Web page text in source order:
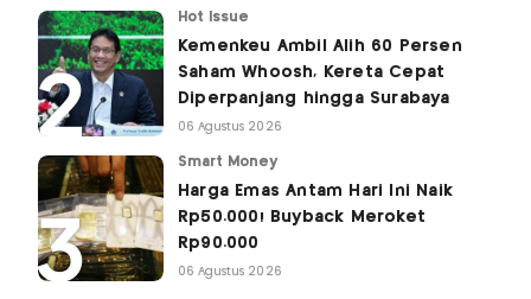
Hot Issue
Kemenkeu Ambil Alih 60 Persen
Saham Whoosh, Kereta Cepat
Diperpanjang hingga Surabaya
06 Agustus 2026
Smart Money
Harga Emas Antam Hari Ini Naik
Rp50.000! Buyback Meroket
Rp90.000
06 Agustus 2026